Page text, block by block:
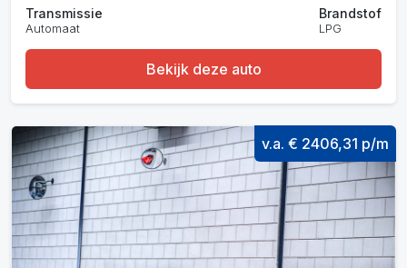
Transmissie
Automaat
Brandstof
LPG
Bekijk deze auto
v.a. € 2406,31 p/m